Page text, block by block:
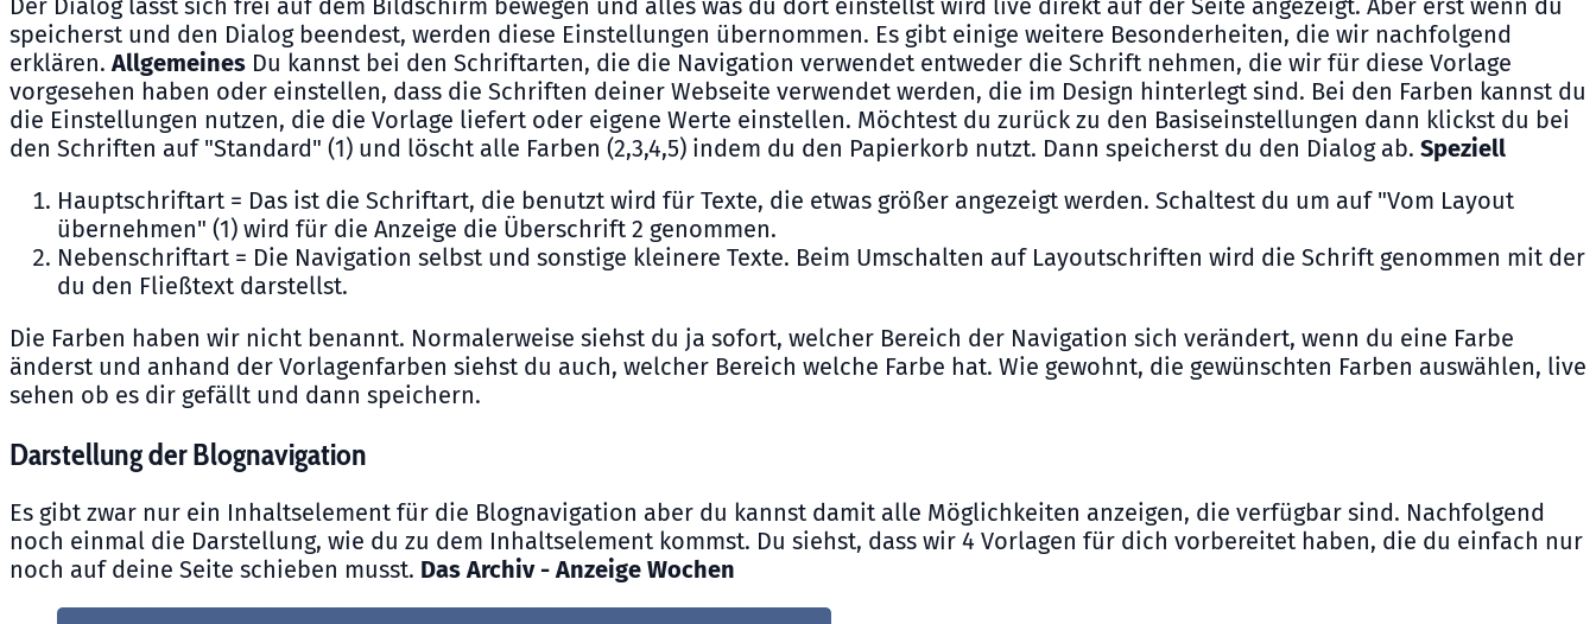
Der Dialog lässt sich frei auf dem Bildschirm bewegen und alles was du dort einstellst wird live direkt auf der Seite angezeigt. Aber erst wenn du
speicherst und den Dialog beendest, werden diese Einstellungen übernommen. Es gibt einige weitere Besonderheiten, die wir nachfolgend
erklären.Allgemeines Du kannst bei den Schriftarten, die die Navigation verwendet entweder die Schrift nehmen, die wir für diese Vorlage
vorgesehen haben oder einstellen, dass die Schriften deiner Webseite verwendet werden, die im Design hinterlegt sind. Bei den Farben kannst du
die Einstellungen nutzen, die die Vorlage liefert oder eigene Werte einstellen. Möchtest du zurück zu den Basiseinstellungen dann klickst du bei
den Schriften auf "Standard" (1) und löscht alle Farben (2,3,4,5) indem du den Papierkorb nutzt. Dann speicherst du den Dialog ab. Speziell
Hauptschriftart = Das ist die Schriftart, die benutzt wird für Texte, die etwas größer angezeigt werden. Schaltest du um auf "Vom Layout
übernehmen" (1) wird für die Anzeige die Überschrift 2 genommen.
Nebenschriftart = Die Navigation selbst und sonstige kleinere Texte. Beim Umschalten auf Layoutschriften wird die Schrift genommen mit der
du den Fließtext darstellst.
Die Farben haben wir nicht benannt. Normalerweise siehst du ja sofort, welcher Bereich der Navigation sich verändert, wenn du eine Farbe
änderst und anhand der Vorlagenfarben siehst du auch, welcher Bereich welche Farbe hat. Wie gewohnt, die gewünschten Farben auswählen, live
sehen ob es dir gefällt und dann speichern.
Darstellung der Blognavigation
Es gibt zwar nur ein Inhaltselement für die Blognavigation aber du kannst damit alle Möglichkeiten anzeigen, die verfügbar sind. Nachfolgend
noch einmal die Darstellung, wie du zu dem Inhaltselement kommst. Du siehst, dass wir 4 Vorlagen für dich vorbereitet haben, die du einfach nur
noch auf deine Seite schieben musst. Das Archiv - Anzeige Wochen